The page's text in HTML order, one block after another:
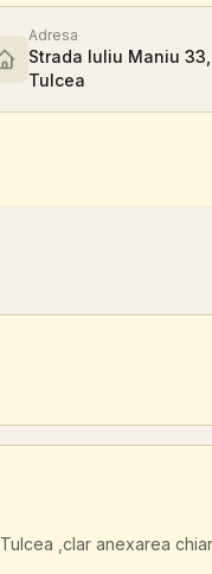
Adresa
Strada Iuliu Maniu 33,
Tulcea
,clar anexarea